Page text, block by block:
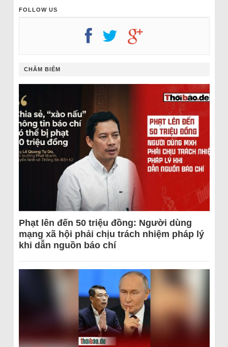
FOLLOW US
CHÂM BIẾM
Phạt lên đến 50 triệu đồng: Người dùng
mạng xã hội phải chịu trách nhiệm pháp lý
khi dẫn nguồn báo chí